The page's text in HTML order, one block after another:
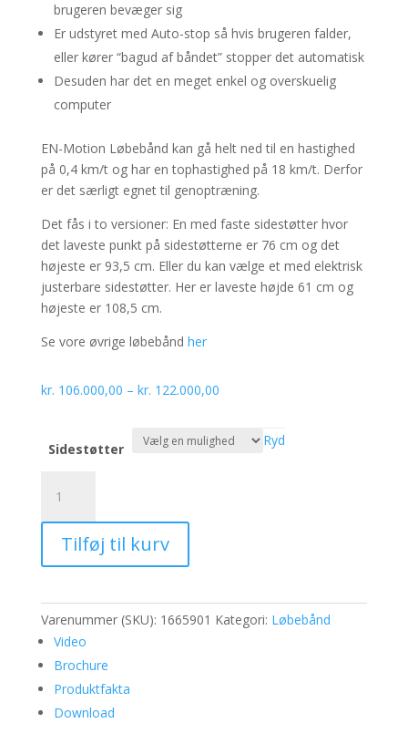
brugeren bevæger sig
Er udstyret med Auto-stop så hvis brugeren falder,
eller kører “bagud af båndet” stopper det automatisk
Desuden har det en meget enkel og overskuelig
computer
EN-Motion Løbebånd kan gå helt ned til en hastighed
på 0,4 km/t og har en tophastighed på 18 km/t. Derfor
er det særligt egnet til genoptræning.
Det fås i to versioner: En med faste sidestøtter hvor
det laveste punkt på sidestøtterne er 76 cm og det
højeste er 93,5 cm. Eller du kan vælge et med elektrisk
justerbare sidestøtter. Her er laveste højde 61 cm og
højeste er 108,5 cm.
Se vore øvrige løbebånd her
kr. 106.000,00 – kr. 122.000,00Prisinterval:
kr. 122.000,00
Sidestøtter
Ryd
Motion
Løbebånd
antalTilføj til kurv
Varenummer (SKU): 1665901 Kategori: Løbebånd
Video
Brochure
Produktfakta
Download